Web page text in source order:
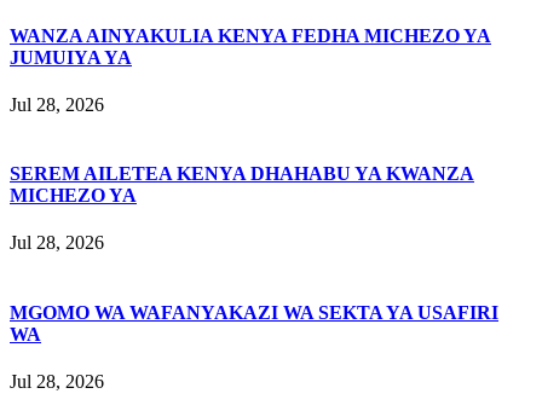
WANZA AINYAKULIA KENYA FEDHA MICHEZO YA
JUMUIYA YA
Jul 28, 2026
SEREM AILETEA KENYA DHAHABU YA KWANZA
MICHEZO YA
Jul 28, 2026
MGOMO WA WAFANYAKAZI WA SEKTA YA USAFIRI
WA
Jul 28, 2026